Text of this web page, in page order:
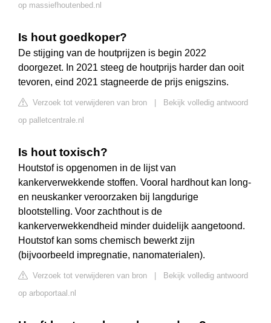
op massiefhoutenbed.nl
Is hout goedkoper?
De stijging van de houtprijzen is begin 2022
doorgezet. In 2021 steeg de houtprijs harder dan ooit
tevoren, eind 2021 stagneerde de prijs enigszins.
Verzoek tot verwijderen van bron
Bekijk volledig antwoord
op palletcentrale.nl
Is hout toxisch?
Houtstof is opgenomen in de lijst van
kankerverwekkende stoffen. Vooral hardhout kan long-
en neuskanker veroorzaken bij langdurige
blootstelling. Voor zachthout is de
kankerverwekkendheid minder duidelijk aangetoond.
Houtstof kan soms chemisch bewerkt zijn
(bijvoorbeeld impregnatie, nanomaterialen).
Verzoek tot verwijderen van bron
Bekijk volledig antwoord
op arboportaal.nl